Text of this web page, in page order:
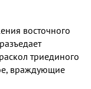
восточного
триединого
, враждующие